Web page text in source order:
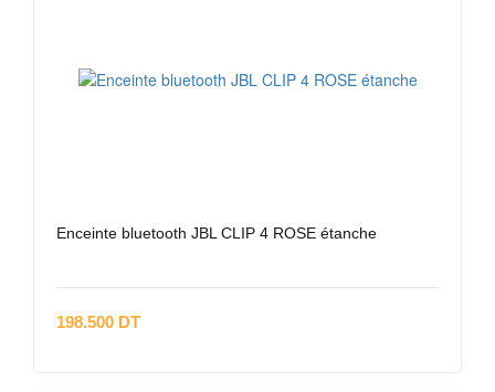
Enceinte bluetooth JBL CLIP 4 ROSE étanche
198.500 DT